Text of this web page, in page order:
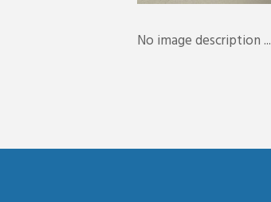
No image description ...